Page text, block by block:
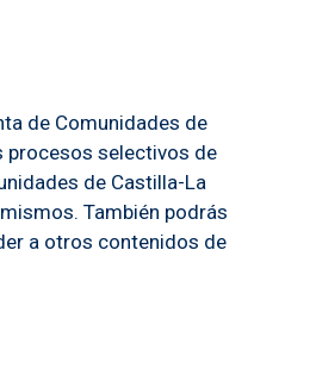
de Comunidades de
procesos selectivos de
de Castilla-La
También podrás
a otros contenidos de